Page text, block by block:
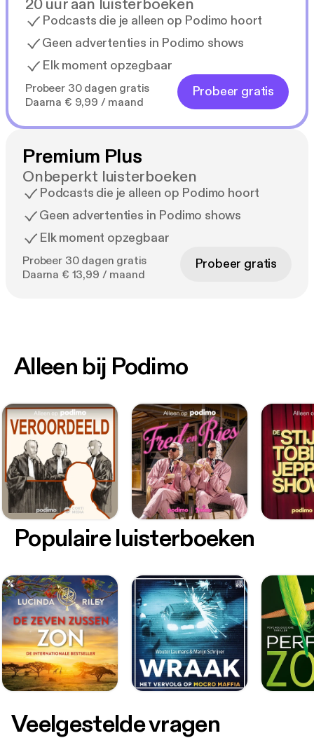
20 uur aan luisterboeken
Podcasts die je alleen op Podimo hoort
Geen advertenties in Podimo shows
Elk moment opzegbaar
Probeer 30 dagen gratis
Daarna € 9,99 / maand
Probeer gratis
Premium Plus
Onbeperkt luisterboeken
Podcasts die je alleen op Podimo hoort
Geen advertenties in Podimo shows
Elk moment opzegbaar
Probeer 30 dagen gratis
Daarna € 13,99 / maand
Probeer gratis
Alleen bij Podimo
Populaire luisterboeken
Veelgestelde vragen